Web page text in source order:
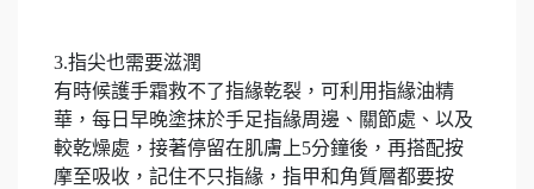
3.指尖也需要滋潤
有時候護手霜救不了指緣乾裂，可利用指緣油精
華，每日早晚塗抹於手足指緣周邊、關節處、以及
較乾燥處，接著停留在肌膚上5分鐘後，再搭配按
摩至吸收，記住不只指緣，指甲和角質層都要按